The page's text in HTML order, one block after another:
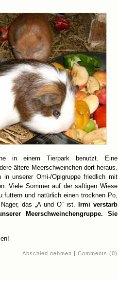
in einem Tierpark benutzt. Eine
ältere Meerschweinchen dort heraus.
unserer Omi-/Opigruppe friedlich mit
Viele Sommer auf der saftigen Wiese
und natürlich einen trocknen Po,
das „A und O“ ist.
Irmi verstarb
Meerschweinchengruppe. Sie
Abschied nehmen | Comments (0)